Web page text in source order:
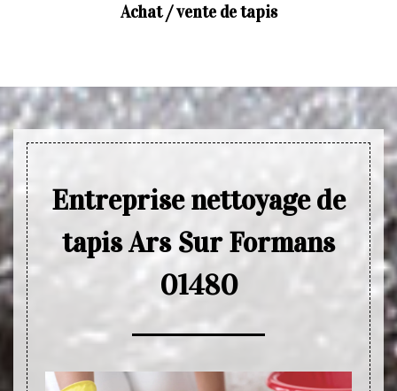
Achat / vente de tapis
Entreprise nettoyage de
tapis Ars Sur Formans
01480